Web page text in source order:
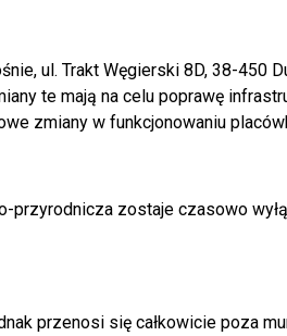
w 2025 roku ubiegał się
2021-2027 priorytet 3. Twórcze i
dla wszystkich”, który obecnie
Interreg Polska − Słowacja
aplikowano o dotację na
pogranicza, złożony wniosek pn.
pozytywną ocenę i na podstawie
zatwierdzony do dofinasowania.
ul. Trakt Węgierski 8D, 38-450
te mają na celu poprawę
zmiany w funkcjonowaniu
przyrodnicza zostaje czasowo
przenosi się całkowicie poza